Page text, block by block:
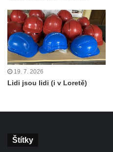
19. 7. 2026
Lidi jsou lidi (i v Loretě)
Štítky